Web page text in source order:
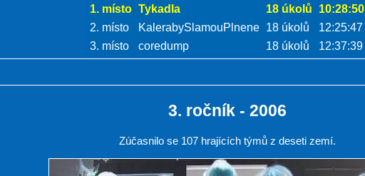
1. místo Tykadla 18 úkolů
10:28:50
2. místo
KalerabySlamouPlnene 18 úkolů
12:25:47
3. místo
coredump 18 úkolů 12:37:39
3. ročník - 2006
Zúčasnilo se 107 hrajících týmů z deseti zemí.